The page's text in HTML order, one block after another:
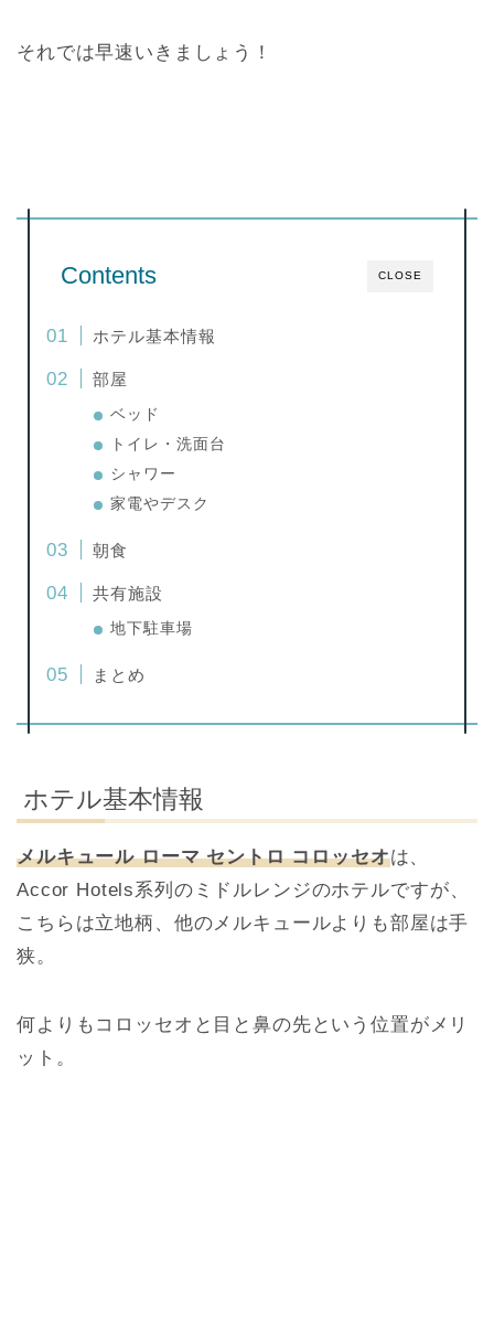
それでは早速いきましょう！
CLOSE
Contents
ホテル基本情報
部屋
ベッド
トイレ・洗面台
シャワー
家電やデスク
朝食
共有施設
地下駐車場
まとめ
ホテル基本情報
メルキュール ローマ セントロ コロッセオは、
Accor Hotels系列のミドルレンジのホテルですが、
こちらは立地柄、他のメルキュールよりも部屋は手
狭。
何よりもコロッセオと目と鼻の先という位置がメリ
ット。